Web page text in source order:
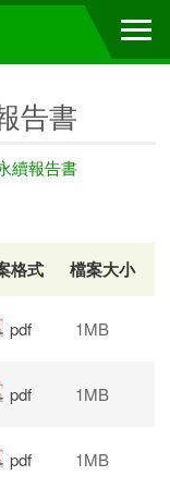
告書
續報告書
格式 檔案大小
pdf 1MB
pdf 1MB
pdf 1MB